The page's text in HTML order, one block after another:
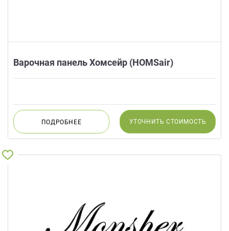
Варочная панель Хомсейр (HOMSair)
ПОДРОБНЕЕ УТОЧНИТЬ СТОИМОСТЬ